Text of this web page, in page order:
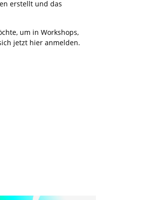
erstellt und das
um in Workshops,
jetzt hier anmelden.